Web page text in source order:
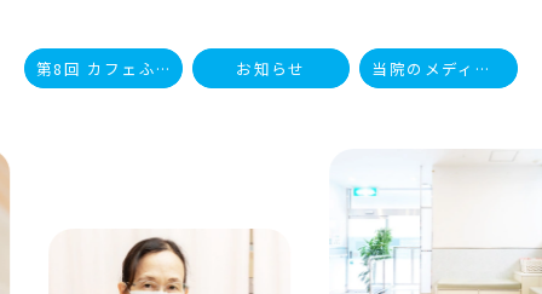
第8回 カフェふじたに 終了 お知らせ 当院のメディア掲載情報